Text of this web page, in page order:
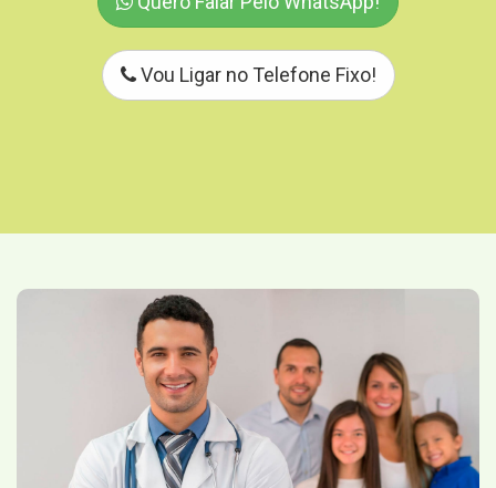
Vou Ligar no Telefone Fixo!